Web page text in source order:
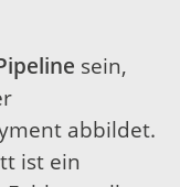
sein,
abbildet.
ist ein